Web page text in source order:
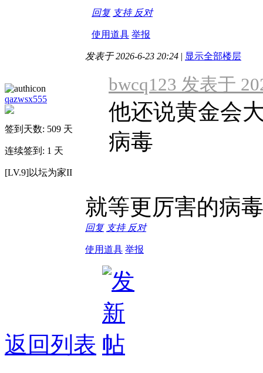
回复 支持 反对
使用道具 举报
qazwsx555
签到天数: 509 天
连续签到: 1 天
[LV.9]以坛为家II
发表于 2026-6-23 20:24 | 显示全部楼层
bwcq123 发表于
他还说黄金会
病毒
就等更厉害的病
回复 支持 反对
使用道具 举报
返回列表